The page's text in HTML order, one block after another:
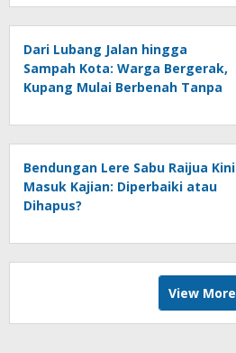
Dari Lubang Jalan hingga
Sampah Kota: Warga Bergerak,
Kupang Mulai Berbenah Tanpa
Bendungan Lere Sabu Raijua Kini
Masuk Kajian: Diperbaiki atau
Dihapus?
View More